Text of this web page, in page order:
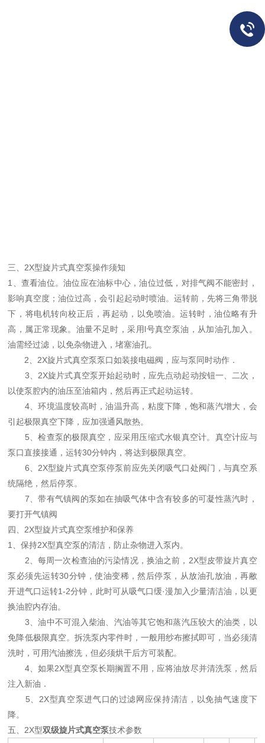
三、2X型旋片式真空泵操作须知
1、查看油位。油位应在油标中心，油位过低，对排气阀不能密封，
影响真空度；油位过高，会引起起动时喷油。运转前，先将三角带脱
下，将电机转向校正后，再起动，以免喷油。运转时，油位略有升
高，属正常现象。油量不足时，采用l号真空泵油，从加油孔加入。
油需经过滤，以免杂物进入，堵塞油孔。
2、2X旋片式真空泵泵口如装接电磁阀，应与泵同时动作．
3、2X旋片式真空泵开始起动时，应先点动起动按钮一、二次，
以使泵腔内的油压至油箱内，然后再正式起动运转。
4、环境温度较高时，油温升高，粘度下降，饱和蒸汽增大，会
引起极限真空下降，应加强通风散热。
5、检查泵的极限真空，应采用压缩式水银真空计。真空计应与
泵口直接接通，运转30分钟内，将达到极限真空。
6、2X型旋片式真空泵停泵前应先关闭吸气口处阀门，与真空系
统隔绝，然后停泵。
7、带有气镇阀的泵如在抽吸气体中含有较多的可凝性蒸汽时，
要打开气镇阀
四、2X型旋片式真空泵维护和保养
1、保持2X型真空泵的清洁，防止杂物进入泵内。
2、每周一次检查油的污染情况，换油之前，2X型皮带旋片真空
泵必须先运转30分钟，使油变稀，然后停泵，从放油孔放油，再敝
开进气口运转1-2分钟，此时可从吸气口缓·漫加入少量清洁油，以更
换油腔内存油。
3、油中不可混入柴油、汽油等其它饱和蒸汽压较大的油类，以
免降低极限真空。拆洗泵内零件时，一般用纱布擦拭即可，当必须清
洗时，可用汽油擦洗，但必须烘干后方可装配。
4、如果2X型真空泵长期搁置不用，应将油放尽并清洗泵，然后
注入新油．
5、2X型真空泵进气口的过滤网应保持清洁，以免抽气速度下
降。
五、2X型双级旋片式真空泵技术参数